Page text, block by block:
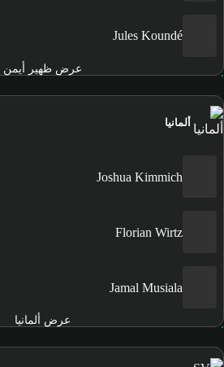
Jules Koundé
عرض ظهير أيمن
ألمانيا
Joshua Kimmich
Florian Wirtz
Jamal Musiala
عرض ألمانيا